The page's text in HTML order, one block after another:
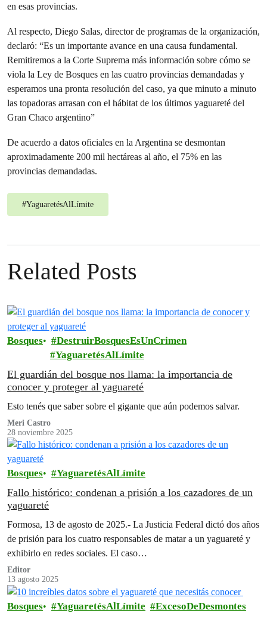
en esas provincias.
Al respecto, Diego Salas, director de programas de la organización,
declaró: “Es un importante avance en una causa fundamental.
Remitiremos a la Corte Suprema más información sobre cómo se
viola la Ley de Bosques en las cuatro provincias demandadas y
esperamos una pronta resolución del caso, ya que minuto a minuto
las topadoras arrasan con el hábitat de los últimos yaguareté del
Gran Chaco argentino”
De acuerdo a datos oficiales en la Argentina se desmontan
aproximadamente 200 mil hectáreas al año, el 75% en las
provincias demandadas.
#YaguaretésAlLímite
Related Posts
Bosques
DestruirBosquesEsUnCrimen
YaguaretésAlLímite
El guardián del bosque nos llama: la importancia de
conocer y proteger al yaguareté
Esto tenés que saber sobre el gigante que aún podemos salvar.
Meri Castro
28 noviembre 2025
Bosques YaguaretésAlLímite
Fallo histórico: condenan a prisión a los cazadores de un
yaguareté
Formosa, 13 de agosto de 2025.- La Justicia Federal dictó dos años
de prisión para los cuatro responsables de matar a un yaguareté y
exhibirlo en redes sociales. El caso…
Editor
13 agosto 2025
Bosques YaguaretésAlLímite ExcesoDeDesmontes